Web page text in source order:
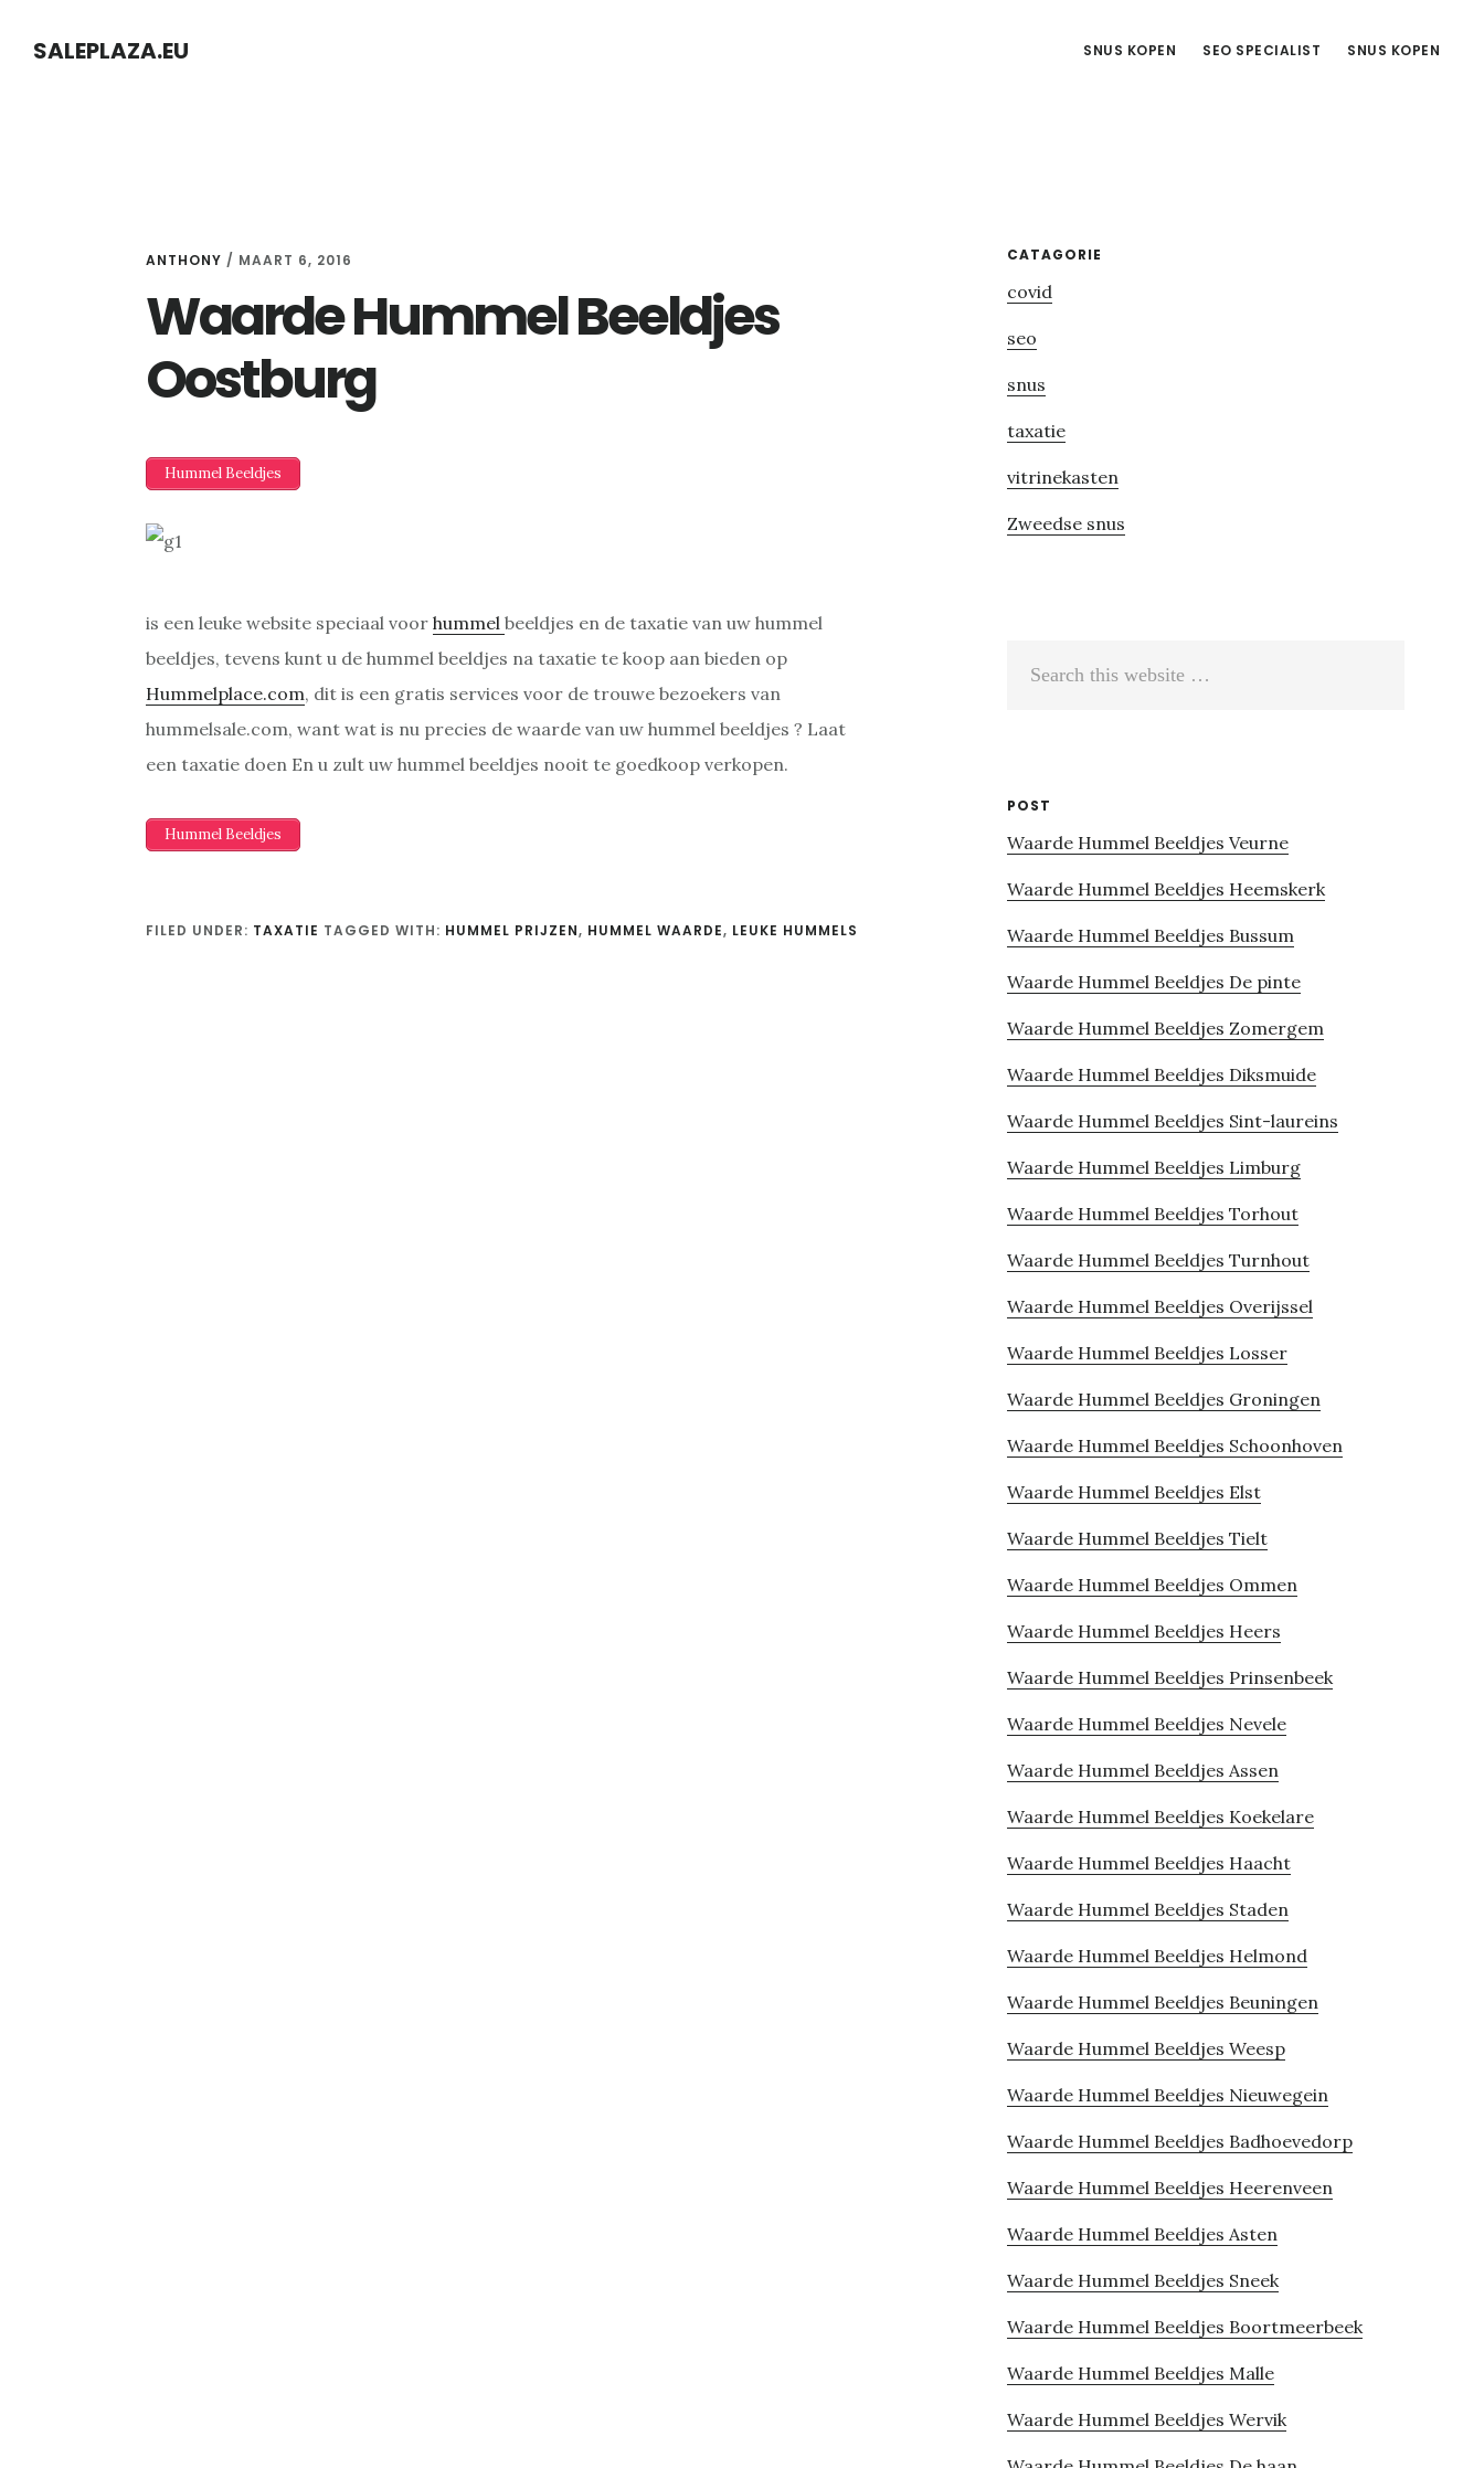
SALEPLAZA.EU SNUS KOPEN SEO SPECIALIST SNUS KOPEN
ANTHONY / MAART 6, 2016
Waarde Hummel Beeldjes
Oostburg
Hummel Beeldjes
is een leuke website speciaal voor hummel beeldjes en de taxatie van uw hummel
beeldjes, tevens kunt u de hummel beeldjes na taxatie te koop aan bieden op
Hummelplace.com, dit is een gratis services voor de trouwe bezoekers van
hummelsale.com, want wat is nu precies de waarde van uw hummel beeldjes ? Laat
een taxatie doen En u zult uw hummel beeldjes nooit te goedkoop verkopen.
Hummel Beeldjes
FILED UNDER: TAXATIE TAGGED WITH: HUMMEL PRIJZEN, HUMMEL WAARDE, LEUKE HUMMELS
Primary
Sidebar
CATAGORIE
covid
seo
snus
taxatie
vitrinekasten
Zweedse snus
POST
Waarde Hummel Beeldjes Veurne
Waarde Hummel Beeldjes Heemskerk
Waarde Hummel Beeldjes Bussum
Waarde Hummel Beeldjes De pinte
Waarde Hummel Beeldjes Zomergem
Waarde Hummel Beeldjes Diksmuide
Waarde Hummel Beeldjes Sint-laureins
Waarde Hummel Beeldjes Limburg
Waarde Hummel Beeldjes Torhout
Waarde Hummel Beeldjes Turnhout
Waarde Hummel Beeldjes Overijssel
Waarde Hummel Beeldjes Losser
Waarde Hummel Beeldjes Groningen
Waarde Hummel Beeldjes Schoonhoven
Waarde Hummel Beeldjes Elst
Waarde Hummel Beeldjes Tielt
Waarde Hummel Beeldjes Ommen
Waarde Hummel Beeldjes Heers
Waarde Hummel Beeldjes Prinsenbeek
Waarde Hummel Beeldjes Nevele
Waarde Hummel Beeldjes Assen
Waarde Hummel Beeldjes Koekelare
Waarde Hummel Beeldjes Haacht
Waarde Hummel Beeldjes Staden
Waarde Hummel Beeldjes Helmond
Waarde Hummel Beeldjes Beuningen
Waarde Hummel Beeldjes Weesp
Waarde Hummel Beeldjes Nieuwegein
Waarde Hummel Beeldjes Badhoevedorp
Waarde Hummel Beeldjes Heerenveen
Waarde Hummel Beeldjes Asten
Waarde Hummel Beeldjes Sneek
Waarde Hummel Beeldjes Boortmeerbeek
Waarde Hummel Beeldjes Malle
Waarde Hummel Beeldjes Wervik